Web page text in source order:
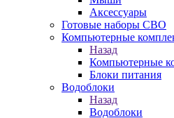
Аксессуары
Готовые наборы СВО
Компьютерные
Назад
Компьютерные
Блоки питания
Водоблоки
Назад
Водоблоки